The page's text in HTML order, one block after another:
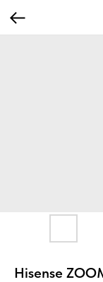
Hisense